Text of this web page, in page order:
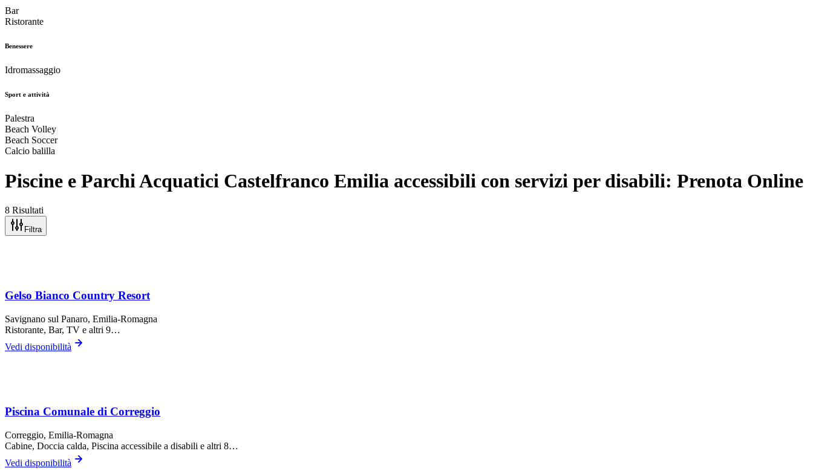
Bar
Ristorante
Benessere
Idromassaggio
Sport e attività
Palestra
Beach Volley
Beach Soccer
Calcio balilla
Piscine e Parchi Acquatici Castelfranco Emilia accessibili con servizi per disabili: Prenota Online
8 Risultati
Filtra
Gelso Bianco Country Resort
Savignano sul Panaro, Emilia-Romagna
Ristorante, Bar, TV e altri 9…
Vedi disponibilità
Piscina Comunale di Correggio
Correggio, Emilia-Romagna
Cabine, Doccia calda, Piscina accessibile a disabili e altri 8…
Vedi disponibilità